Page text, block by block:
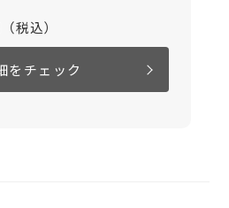
税込）
をチェック